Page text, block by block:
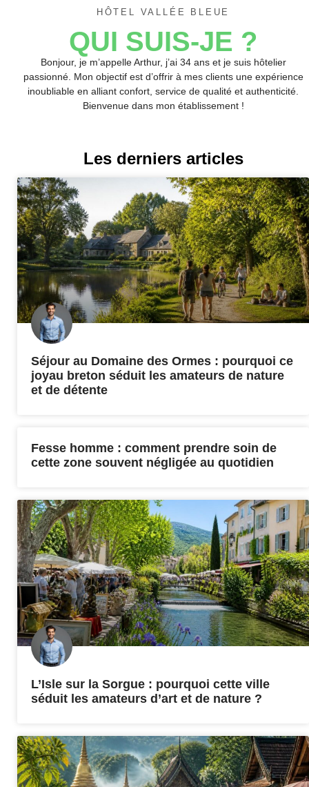
HÔTEL VALLÉE BLEUE
QUI SUIS-JE ?
Bonjour, je m’appelle Arthur, j’ai 34 ans et je suis hôtelier
passionné. Mon objectif est d’offrir à mes clients une expérience
inoubliable en alliant confort, service de qualité et authenticité.
Bienvenue dans mon établissement !
Les derniers articles
Séjour au Domaine des Ormes : pourquoi ce
joyau breton séduit les amateurs de nature
et de détente
Fesse homme : comment prendre soin de
cette zone souvent négligée au quotidien
L’Isle sur la Sorgue : pourquoi cette ville
séduit les amateurs d’art et de nature ?